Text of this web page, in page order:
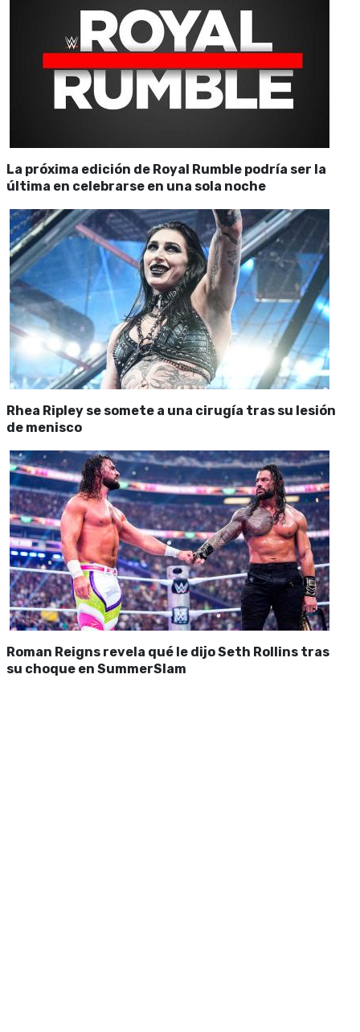
La próxima edición de Royal Rumble podría ser la
última en celebrarse en una sola noche
Rhea Ripley se somete a una cirugía tras su lesión
de menisco
Roman Reigns revela qué le dijo Seth Rollins tras
su choque en SummerSlam